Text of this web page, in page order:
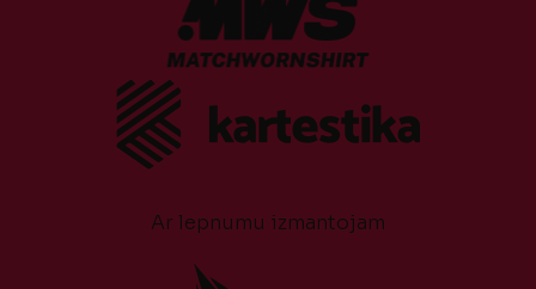
Ar lepnumu izmantojam